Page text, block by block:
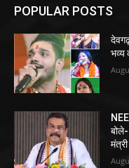
POPULAR POSTS
भव्य
बोले-